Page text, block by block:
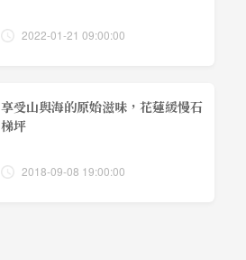
2022-01-21 09:00:00
享受山與海的原始滋味，花蓮緩慢石
梯坪
2018-09-08 19:00:00